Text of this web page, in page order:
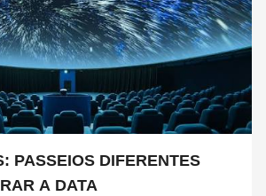
PASSEIOS DIFERENTES
A DATA